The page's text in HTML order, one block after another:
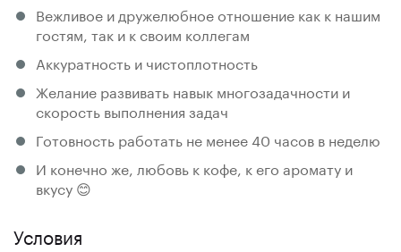
Вежливое и дружелюбное отношение как к нашим
гостям, так и к своим коллегам
Аккуратность и чистоплотность
Желание развивать навык многозадачности и
скорость выполнения задач
Готовность работать не менее 40 часов в неделю
И конечно же, любовь к кофе, к его аромату и
вкусу 😊
Условия